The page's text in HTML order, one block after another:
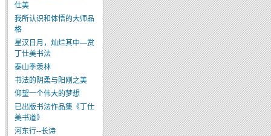
仕美
我所认识和体悟的大师品
格
星汉日月，灿烂其中—赏
丁仕美书法
泰山季羡林
书法的阴柔与阳刚之美
仰望一个伟大的梦想
已出版书法作品集《丁仕
美书道》
河东行--长诗